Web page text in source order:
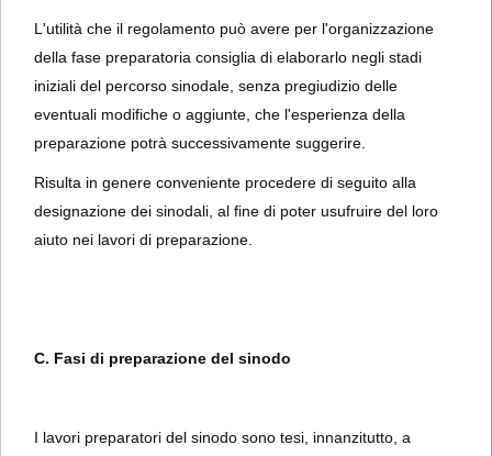
L'utilità che il regolamento può avere per l'organizzazione
della fase preparatoria consiglia di elaborarlo negli stadi
iniziali del percorso sinodale, senza pregiudizio delle
eventuali modifiche o aggiunte, che l'esperienza della
preparazione potrà successivamente suggerire.
Risulta in genere conveniente procedere di seguito alla
designazione dei sinodali, al fine di poter usufruire del loro
aiuto nei lavori di preparazione.
C. Fasi di preparazione del sinodo
I lavori preparatori del sinodo sono tesi, innanzitutto, a